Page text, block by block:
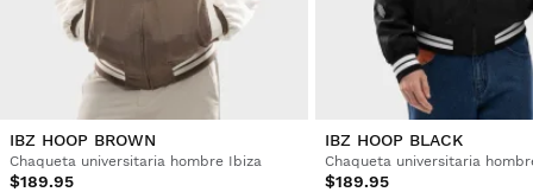
IBZ HOOP BROWN
Chaqueta universitaria hombre Ibiza
$189.95
IBZ HOOP BLACK
Chaqueta universitaria
$189.95